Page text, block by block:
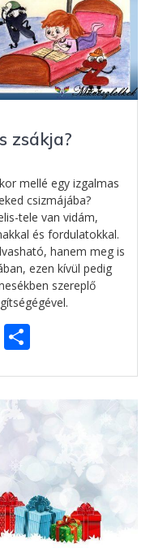
zsákja?
mellé egy izgalmas
csizmájába?
tele van vidám,
és fordulatokkal.
hanem meg is
ezen kívül pedig
szereplő
Pi
e
st
za
m
e
g